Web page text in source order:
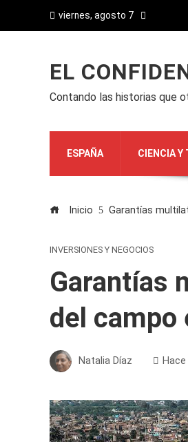
viernes, agosto 7
EL
Contando las historias que
ESPAÑA CIENCIA Y
Inicio Garantías
INVERSIONES Y NEGOCIOS
Garantías
del campo
Natalia Díaz